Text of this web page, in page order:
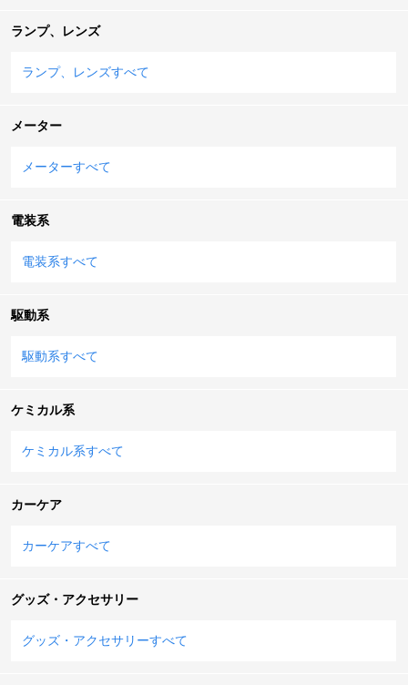
ランプ、レンズ
ランプ、レンズすべて
メーター
メーターすべて
電装系
電装系すべて
駆動系
駆動系すべて
ケミカル系
ケミカル系すべて
カーケア
カーケアすべて
グッズ・アクセサリー
グッズ・アクセサリーすべて